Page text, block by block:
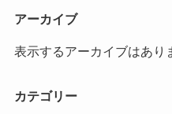
アーカイブ
表示するアーカイブはあり
カテゴリー